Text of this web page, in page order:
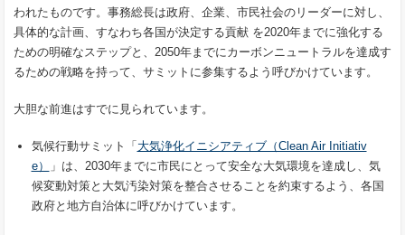
われたものです。事務総長は政府、企業、市民社会のリーダーに対し、
具体的な計画、すなわち各国が決定する貢献 を2020年までに強化する
ための明確なステップと、2050年までにカーボンニュートラルを達成す
るための戦略を持って、サミットに参集するよう呼びかけています。
大胆な前進はすでに見られています。
気候行動サミット「 大気浄化イニシアティブ（Clean Air Initiativ
e）
」は、2030年までに市民にとって安全な大気環境を達成し、気
候変動対策と大気汚染対策を整合させることを約束するよう、各国
政府と地方自治体に呼びかけています。